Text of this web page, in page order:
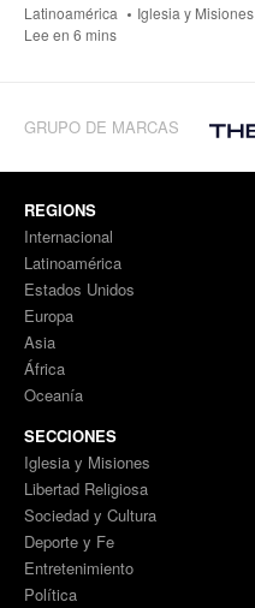
Latinoamérica
Iglesia y Misiones
Lee en 6 mins
GRUPO DE MARCAS
REGIONS
Internacional
Latinoamérica
Estados Unidos
Europa
Asia
África
Oceanía
SECCIONES
Iglesia y Misiones
Libertad Religiosa
Sociedad y Cultura
Deporte y Fe
Entretenimiento
Política